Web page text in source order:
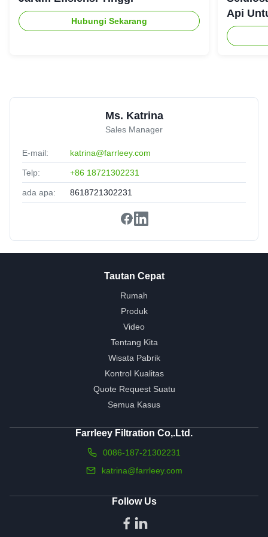
J ★★★★★
★★★★★
Hubungi Sekarang
Api
Ms. Katrina
Sales Manager
E-mail: katrina@farrleey.com
Telp: +86 18721302231
ada apa: 8618721302231
Tautan Cepat
Rumah
Produk
Video
Tentang Kita
Wisata Pabrik
Kontrol Kualitas
Quote Request Suatu
Semua Kasus
Farrleey Filtration Co,.Ltd.
0086-187-21302231
katrina@farrleey.com
Follow Us